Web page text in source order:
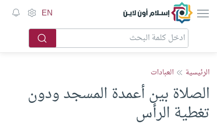
إسلام أون لاين EN
الرئيسية العبادات
الصلاة بين أعمدة المسجد ودون
تغطية الرأس